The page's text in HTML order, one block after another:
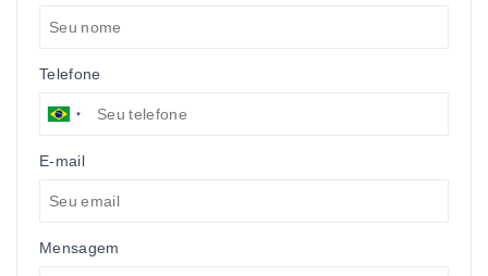
Telefone
E-mail
Mensagem